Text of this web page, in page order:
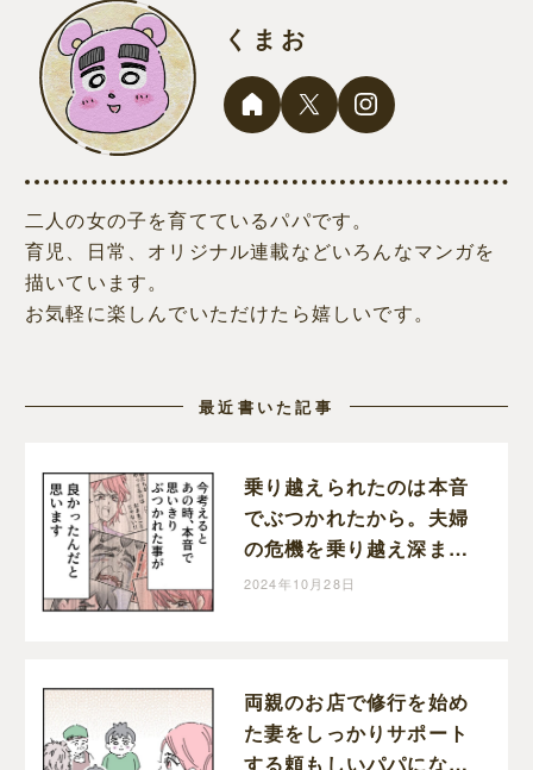
くまお
二人の女の子を育てているパパです。
育児、日常、オリジナル連載などいろんなマンガを
描いています。
お気軽に楽しんでいただけたら嬉しいです。
最近書いた記事
乗り越えられたのは本音
でぶつかれたから。夫婦
の危機を乗り越え深まっ
た家族の絆。育児なめす
2024年10月28日
両親のお店で修行を始め
た妻をしっかりサポート
する頼もしいパパになっ